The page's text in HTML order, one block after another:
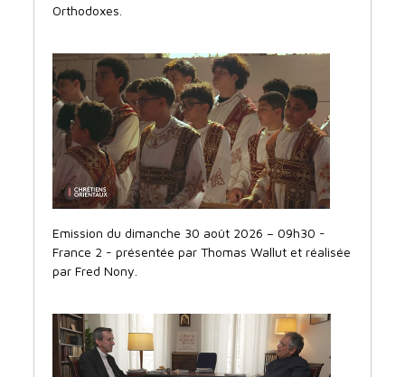
Orthodoxes.
Emission du dimanche 30 août 2026 – 09h30 -
France 2 - présentée par Thomas Wallut et réalisée
par Fred Nony.